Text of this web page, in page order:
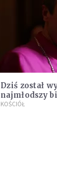
Dziś został
najmłodszy
KOŚCIÓŁ